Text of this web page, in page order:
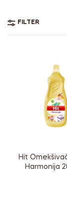
FILTER
Hit
Harmonija